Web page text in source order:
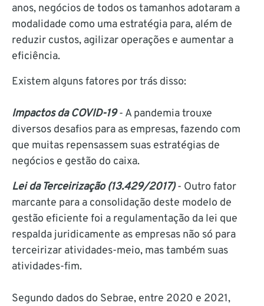
anos, negócios de todos os tamanhos adotaram a
modalidade como uma estratégia para, além de
reduzir custos, agilizar operações e aumentar a
eficiência.
Existem alguns fatores por trás disso:
Impactos da COVID-19 - A pandemia trouxe
diversos desafios para as empresas, fazendo com
que muitas repensassem suas estratégias de
negócios e gestão do caixa.
Lei da Terceirização (13.429/2017)- Outro fator
marcante para a consolidação deste modelo de
gestão eficiente foi a regulamentação da lei que
respalda juridicamente as empresas não só para
terceirizar atividades-meio, mas também suas
atividades-fim.
Segundo dados do Sebrae, entre 2020 e 2021,